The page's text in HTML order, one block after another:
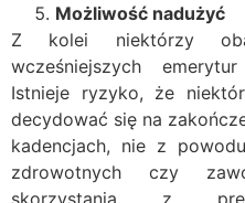
Możliwość nadużyć
Z kolei niektórzy
wcześniejszych
Istnieje ryzyko, że
decydować się na
kadencjach, nie z
zdrowotnych czy
skorzystania z